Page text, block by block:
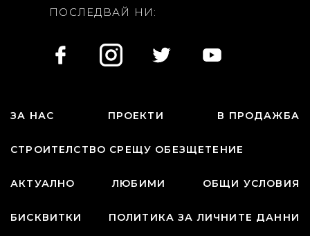
ПОСЛЕДВАЙ НИ:
ЗА НАС ПРОЕКТИ В ПРОДАЖБА
СТРОИТЕЛСТВО СРЕЩУ ОБЕЗЩЕТЕНИЕ
АКТУАЛНО ЛЮБИМИ ОБЩИ УСЛОВИЯ
БИСКВИТКИ ПОЛИТИКА ЗА ЛИЧНИТЕ ДАННИ